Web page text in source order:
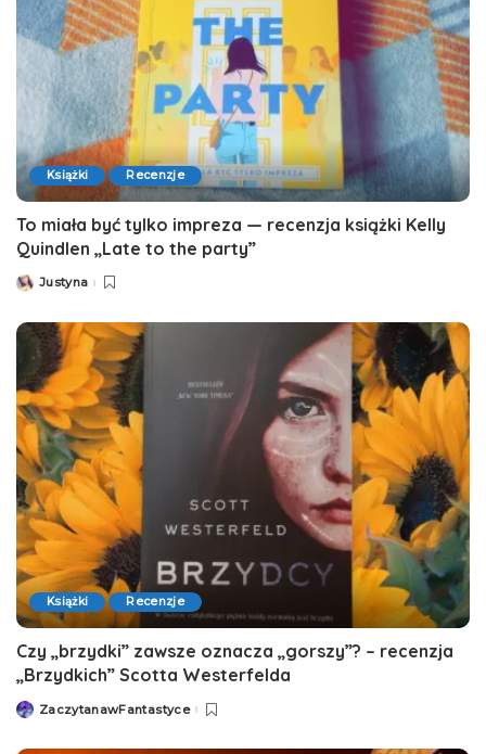
Książki Recenzje
To miała być tylko impreza — recenzja książki Kelly
Quindlen „Late to the party”
PostedJustyna
Książki Recenzje
Czy „brzydki” zawsze oznacza „gorszy”? – recenzja
„Brzydkich” Scotta Westerfelda
PostedZaczytanawFantastyce